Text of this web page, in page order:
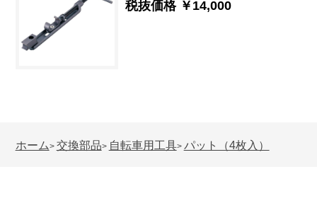
税抜価格 ￥14,000
ホーム> 交換部品> 自転車用工具> パット（4枚入）